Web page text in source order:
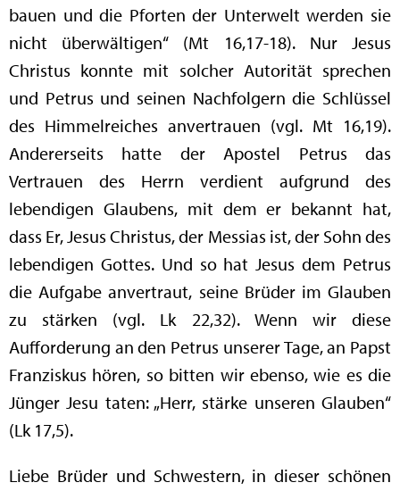
bauen und die Pforten der Unterwelt werden sie
nicht überwältigen“ (Mt 16,17-18). Nur Jesus
Christus konnte mit solcher Autorität sprechen
und Petrus und seinen Nachfolgern die Schlüssel
des Himmelreiches anvertrauen (vgl. Mt 16,19).
Andererseits hatte der Apostel Petrus das
Vertrauen des Herrn verdient aufgrund des
lebendigen Glaubens, mit dem er bekannt hat,
dass Er, Jesus Christus, der Messias ist, der Sohn des
lebendigen Gottes. Und so hat Jesus dem Petrus
die Aufgabe anvertraut, seine Brüder im Glauben
zu stärken (vgl. Lk 22,32). Wenn wir diese
Aufforderung an den Petrus unserer Tage, an Papst
Franziskus hören, so bitten wir ebenso, wie es die
Jünger Jesu taten: „Herr, stärke unseren Glauben“
(Lk 17,5).
Liebe Brüder und Schwestern, in dieser schönen